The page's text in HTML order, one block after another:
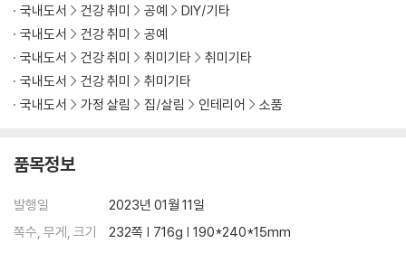
19 입간판
20 화장대와 거울
21 서랍장
22 수납 테이블
23 책상 서랍장
26 의자
28 야외 테이블
29 야외 의자
국내도서 건강 취미 공예
DIY/기타
국내도서
건강 취미
공예
국내도서
건강 취미 취미기타
취미기타
국내도서
건강 취미
취미기타
국내도서
가정 살림 집/살림 인테리어 소품
품목정보
발행일
2023년 01월 11일
쪽수, 무게, 크기
232쪽 | 716g | 190*240*15mm